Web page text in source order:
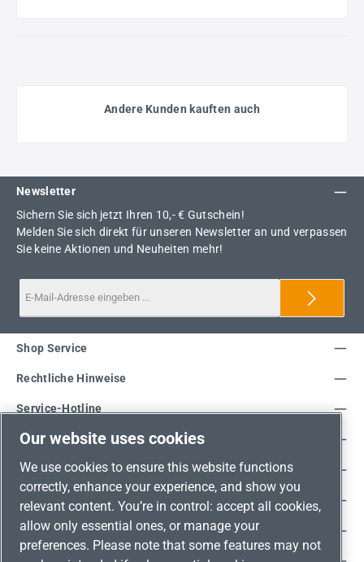
Andere Kunden kauften auch
Newsletter
Sichern Sie sich jetzt Ihren 10,- € Gutschein!
Melden Sie sich direkt für unseren Newsletter an und verpassen
Sie keine Aktionen und Neuheiten mehr!
Service-Hotline
Shop Service
Rechtliche Hinweise
Unsere Vorteile
Versandarten
Zahlungsarten
Adresse
Our website uses cookies
We use cookies to ensure this website functions
correctly, enhance your experience, and show you
relevant content. You’re in control: accept all cookies,
allow only essential ones, or manage your
preferences. Please note that some features may not